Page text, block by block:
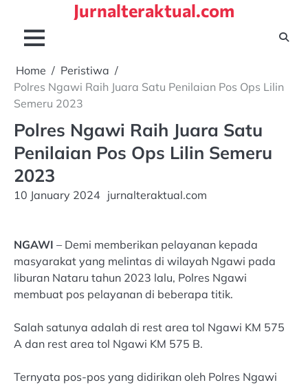
content
Jurnalteraktual.com
Home
Peristiwa
Polres Ngawi Raih Juara Satu Penilaian Pos Ops Lilin
Semeru 2023
Polres Ngawi Raih Juara Satu
Penilaian Pos Ops Lilin Semeru
2023
10 January 2024 jurnalteraktual.com
NGAWI – Demi memberikan pelayanan kepada
masyarakat yang melintas di wilayah Ngawi pada
liburan Nataru tahun 2023 lalu, Polres Ngawi
membuat pos pelayanan di beberapa titik.
Salah satunya adalah di rest area tol Ngawi KM 575
A dan rest area tol Ngawi KM 575 B.
Ternyata pos-pos yang didirikan oleh Polres Ngawi